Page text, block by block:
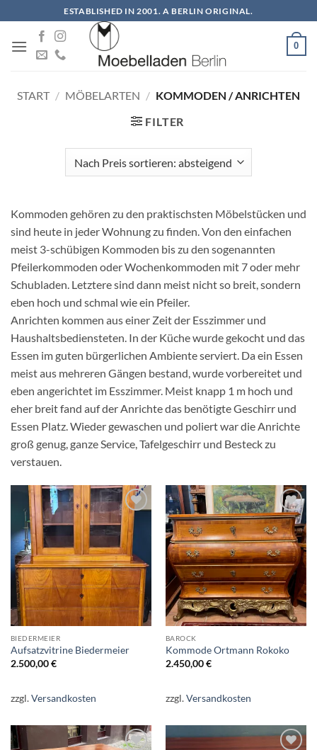
Inhalt
springen
ESTABLISHED IN 2001. A BERLIN ORIGINAL.
0
START / MÖBELARTEN / KOMMODEN / ANRICHTEN
FILTER
Kommoden gehören zu den praktischsten Möbelstücken und
sind heute in jeder Wohnung zu finden. Von den einfachen
meist 3-schübigen Kommoden bis zu den sogenannten
Pfeilerkommoden oder Wochenkommoden mit 7 oder mehr
Schubladen. Letztere sind dann meist nicht so breit, sondern
eben hoch und schmal wie ein Pfeiler.
Anrichten kommen aus einer Zeit der Esszimmer und
Haushaltsbediensteten. In der Küche wurde gekocht und das
Essen im guten bürgerlichen Ambiente serviert. Da ein Essen
meist aus mehreren Gängen bestand, wurde vorbereitet und
eben angerichtet im Esszimmer. Meist knapp 1 m hoch und
eher breit fand auf der Anrichte das benötigte Geschirr und
Essen Platz. Wieder gewaschen und poliert war die Anrichte
groß genug, ganze Service, Tafelgeschirr und Besteck zu
verstauen.
Auf die
Wunschliste
BIEDERMEIER
Aufsatzvitrine Biedermeier
2.500,00€
zzgl.Versandkosten
Auf die
Wunschliste
BAROCK
Kommode Ortmann Rokoko
2.450,00€
zzgl.Versandkosten